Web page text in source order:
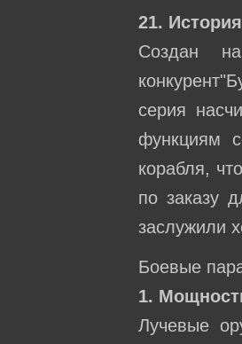
21.
Создан
серия
функциям
корабля,
по заказу
заслужили
Боевые
1.
Лучевые